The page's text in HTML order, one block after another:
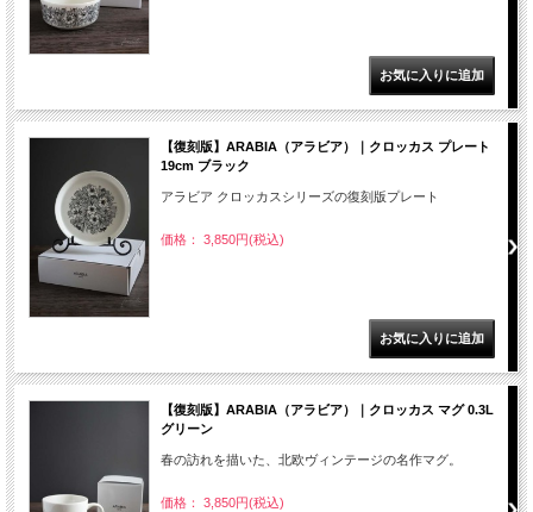
【復刻版】ARABIA（アラビア）｜クロッカス プレート
19cm ブラック
アラビア クロッカスシリーズの復刻版プレート
価格： 3,850円(税込)
【復刻版】ARABIA（アラビア）｜クロッカス マグ 0.3L
グリーン
春の訪れを描いた、北欧ヴィンテージの名作マグ。
価格： 3,850円(税込)